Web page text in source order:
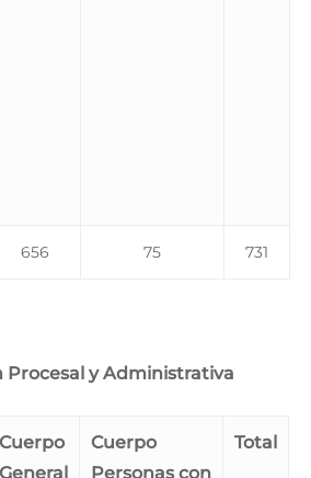
656 75 731
Procesal y Administrativa
Cuerpo
General
Cuerpo
Personas con
Total